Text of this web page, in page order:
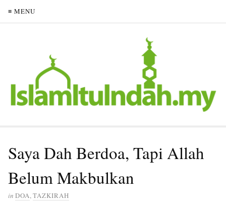
≡ MENU
Saya Dah Berdoa, Tapi Allah
Belum Makbulkan
in DOA,TAZKIRAH